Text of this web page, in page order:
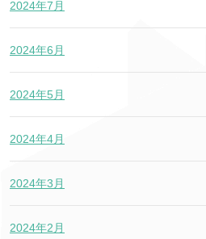
2024年7月
2024年6月
2024年5月
2024年4月
2024年3月
2024年2月